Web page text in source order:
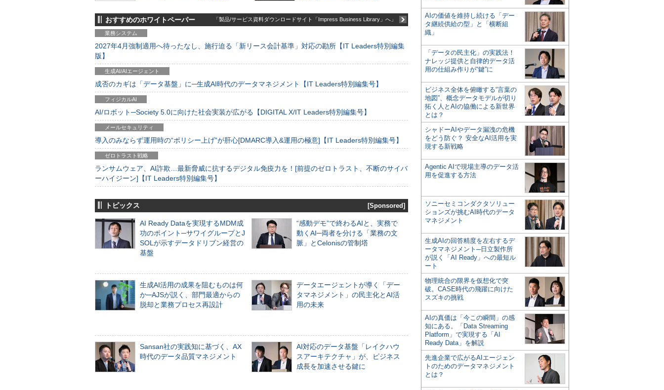
おすすめのホワイトペーパー 「製品/サービス資料ダウンロードサイト「Impress Business Library」へ」
業務システム
2027年4月強制適用へ待ったなし、施行迫る「新リース会計基準」対応の勘所【IT Leaders特別編集
版】
生成AI/AIエージェント
成否のカギは「データ基盤」に─生成AI時代のデータマネジメント【IT Leaders特別編集号】
フィジカルAI
AI/ロボット─Society 5.0に向けた社会実装が広がる【DIGITAL X/IT Leaders特別編集号】
メールセキュリティ
導入のみならず運用時の“ポリシー上げ”が肝心[DMARC導入&運用の極意]【IT Leaders特別編集号】
ゼロトラスト戦略
ランサムウェア、AI詐欺…最新脅威に抗するデジタル免疫力を！[前提のゼロトラスト、不断のサイバ
ーハイジーン]【IT Leaders特別編集号】
トピックス [Sponsored]
AI Ready Dataを実現するMDM成
功のポイント─サワイグループとJ
SOLが示すデータドリブン経営の
基盤
“感動デモ”で終わるAIと、実務で
動くAI─両者を分ける「業務の文
脈」とCelonisの管制塔
生成AI活用の成果を阻むものは何
か─AJSが説く、部門最適からの
脱却と業務プロセス再設計
データエージェントが導く「デー
タマネジメント」の民主化とAI活
用の未来
Sansan社の実践知に基づく、AX
時代のデータ品質マネジメント
AI対応のデータ基盤「レイクハウ
スアーキテクチャ」が、ビジネス
成長を加速させる鍵に
AIの価値を維持し続ける「デー
タ継続供給の型」と「横断組
織」
「データの民主化」の実践法！
ナレッジ提供と自律的データ活
用の仕組み作りが“鍵”に
ビジネス全体を俯瞰する“言葉の
地図”、概念データモデルが切り
拓く人とAIの協働による新世界
とは？
シャドーAIやデータ漏洩の危機
をどう防ぐ？ 安全なAI活用を実
現する新戦略
Agentic AIで現場主導のデータ活
用を促進する方法
ソニーセミコンダクタソリュー
ションズが挑むAI時代のデータ
マネジメント
生成AIの回答精度を左右するデ
ータマネジメント─日立製作所
が説く「AI Ready」への最短ル
ート
物理統合の限界を仮想化で突
破。CASE時代の飛躍に向けた
スズキの挑戦
AIの真価は「今この瞬間」の感
知にある。「Data Streaming
Platform」で実現する「AI
Ready Data」を解説
先進企業で広がるAIエージェン
トのためのデータマネジメント
とは？